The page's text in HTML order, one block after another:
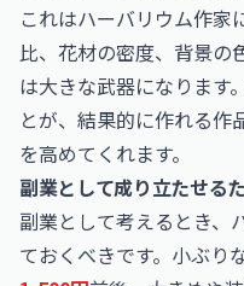
これはハーバリウム作家
比、花材の密度、背景の
は大きな武器になります
とが、結果的に作れる作
を高めてくれます。
副業として成り立たせる
副業として考えるとき、
ておくべきです。小ぶり